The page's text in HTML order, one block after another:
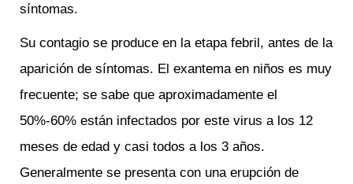
síntomas.
Su contagio se produce en la etapa febril, antes de la
aparición de síntomas. El exantema en niños es muy
frecuente; se sabe que aproximadamente el
50%-60% están infectados por este virus a los 12
meses de edad y casi todos a los 3 años.
Generalmente se presenta con una erupción de